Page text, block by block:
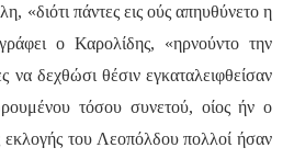
«διότι πάντες εις ούς απηυθύνετο η
ο Καρολίδης, «ηρνούντο την
δεχθώσι θέσιν εγκαταλειφθείσαν
τόσου συνετού, οίος ήν ο
του Λεοπόλδου πολλοί ήσαν